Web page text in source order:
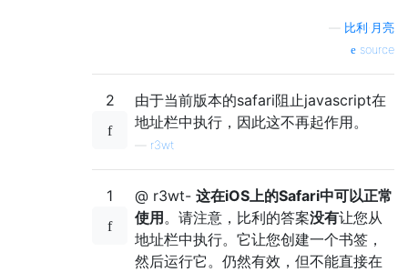
比利·月亮
source
2
由于当前版本的safari阻止javascript在
地址栏中执行，因此这不再起作用。
r3wt
1 @ r3wt- 这在iOS上的Safari中可以正常
使用。请注意，比利的答案没有让您从
地址栏中执行。它让您创建一个书签，
然后运行它。仍然有效，但不能直接在